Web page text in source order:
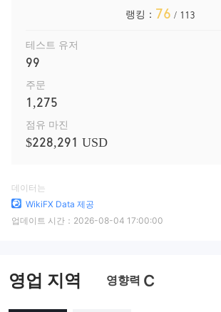
랭킹： 76 / 113
테스트 유저
99
주문
1,275
점유 마진
$228,291 USD
데이터는
WikiFX Data 제공
업데이트 시간： 2026-08-04 17:00:00
영업 지역 영향력 C